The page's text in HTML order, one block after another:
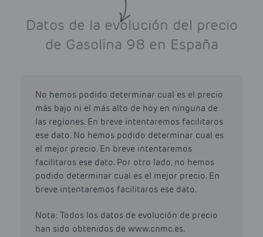
Datos de la evolución del precio
de Gasolina 98 en España
No hemos podido determinar cual es el precio
más bajo ni el más alto de hoy en ninguna de
las regiones. En breve intentaremos facilitaros
ese dato. No hemos podido determinar cual es
el mejor precio. En breve intentaremos
facilitaros ese dato. Por otro lado, no hemos
podido determinar cual es el mejor precio. En
breve intentaremos facilitaros ese dato.
Nota: Todos los datos de evolución de precio
han sido obtenidos de www.cnmc.es.